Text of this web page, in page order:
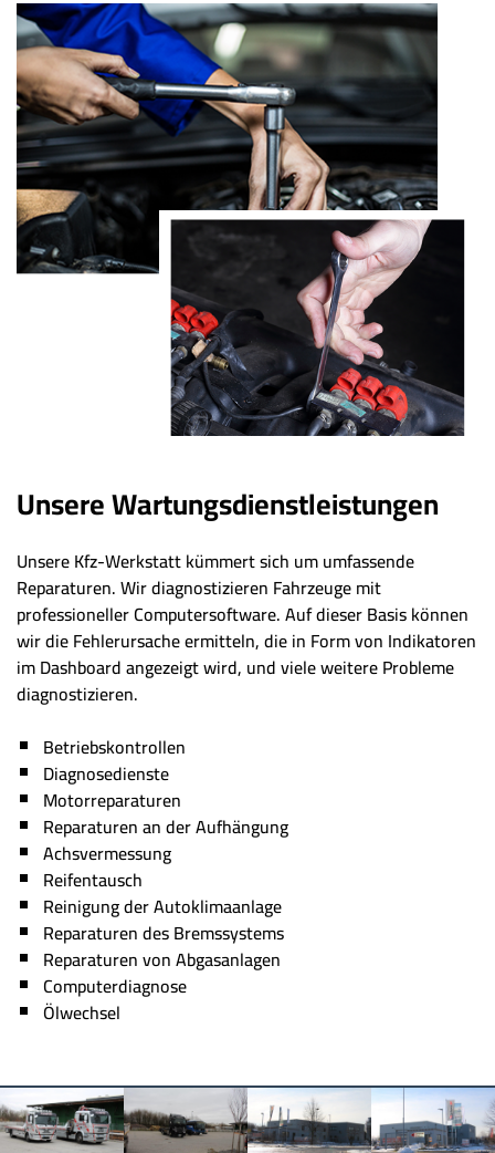
Unsere Wartungsdienstleistungen
Unsere Kfz-Werkstatt kümmert sich um umfassende
Reparaturen. Wir diagnostizieren Fahrzeuge mit
professioneller Computersoftware. Auf dieser Basis können
wir die Fehlerursache ermitteln, die in Form von Indikatoren
im Dashboard angezeigt wird, und viele weitere Probleme
diagnostizieren.
Betriebskontrollen
Diagnosedienste
Motorreparaturen
Reparaturen an der Aufhängung
Achsvermessung
Reifentausch
Reinigung der Autoklimaanlage
Reparaturen des Bremssystems
Reparaturen von Abgasanlagen
Computerdiagnose
Ölwechsel